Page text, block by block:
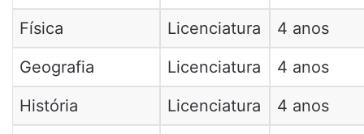
Física Licenciatura
4 anos
Geografia
Licenciatura
4 anos
História
Licenciatura
4 anos